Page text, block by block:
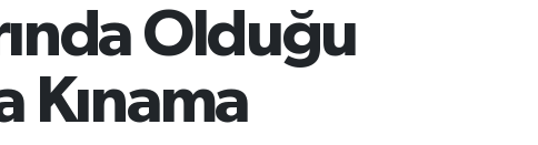
Olduğu
Kınama